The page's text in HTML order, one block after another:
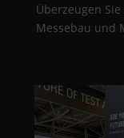
Überzeugen
Messebau und